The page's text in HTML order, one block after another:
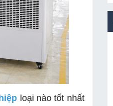
loại nào tốt nhất